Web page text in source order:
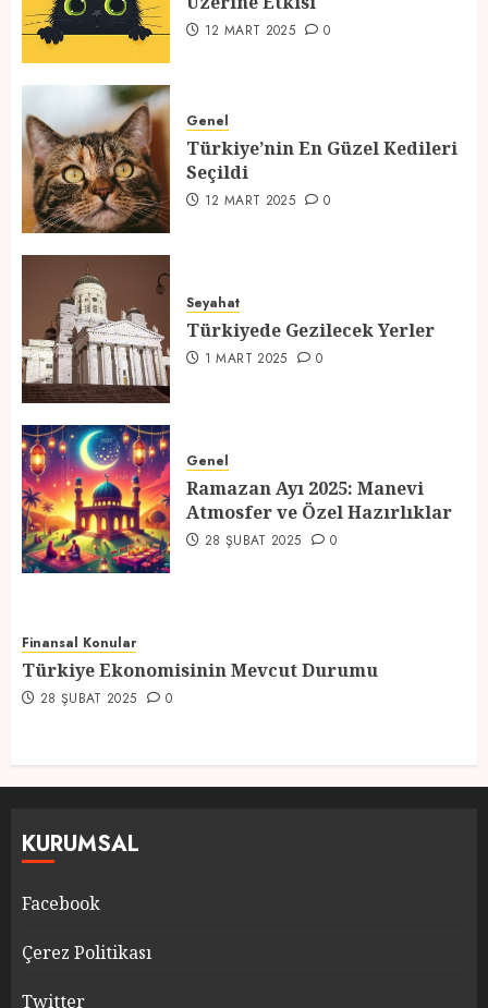
2
3
Seçildi
12 MART 2025 0
4
1 MART 2025
5
Atmosfer ve Özel Hazırlıklar
28 ŞUBAT 2025 0
12 MART 2025 0
Genel
Türkiye’nin En Güzel Kedileri
Seçildi
12 MART 2025 0
Seyahat
Türkiyede Gezilecek Yerler
1 MART 2025 0
Genel
Ramazan Ayı 2025: Manevi
Atmosfer ve Özel Hazırlıklar
28 ŞUBAT 2025 0
Finansal Konular
Türkiye Ekonomisinin Mevcut Durumu
28 ŞUBAT 2025 0
KURUMSAL
Facebook
Çerez Politikası
Twitter